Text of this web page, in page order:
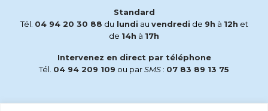
Standard
Tél. 04 94 20 30 88 du lundi au vendredi de 9h à 12h et
de 14h à 17h
Intervenez en direct par téléphone
Tél. 04 94 209 109 ou parSMS : 07 83 89 13 75